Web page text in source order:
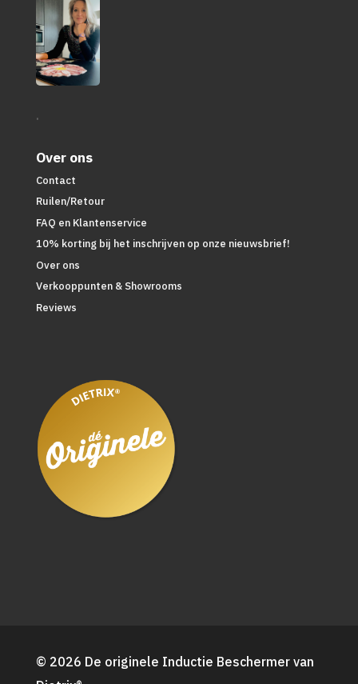
.
Over ons
Contact
Ruilen/Retour
FAQ en Klantenservice
10% korting bij het inschrijven op onze nieuwsbrief!
Over ons
Verkooppunten & Showrooms
Reviews
© 2026 De originele Inductie Beschermer van